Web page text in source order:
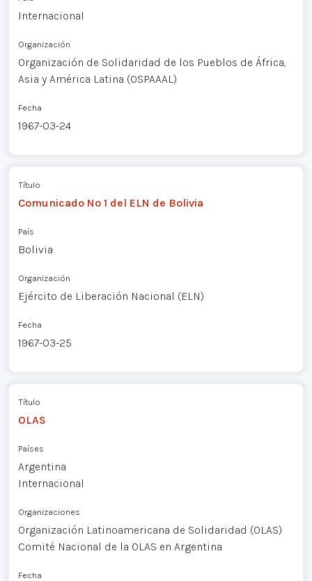
Internacional
Organización
Organización de Solidaridad de los Pueblos de África,
Asia y América Latina (OSPAAAL)
Fecha
1967-03-24
Título
Comunicado Nº 1 del ELN de Bolivia
País
Bolivia
Organización
Ejército de Liberación Nacional (ELN)
Fecha
1967-03-25
Título
OLAS
Países
Argentina
Internacional
Organizaciones
Organización Latinoamericana de Solidaridad (OLAS)
Comité Nacional de la OLAS en Argentina
Fecha